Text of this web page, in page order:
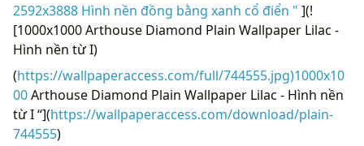
2592x3888 Hình nền đồng bằng xanh cổ điển " ](!
[1000x1000 Arthouse Diamond Plain Wallpaper Lilac -
Hình nền từ I)
(https://wallpaperaccess.com/full/744555.jpg)1000x10
00Arthouse Diamond Plain Wallpaper Lilac - Hình nền
từ I “](https://wallpaperaccess.com/download/plain-
744555)